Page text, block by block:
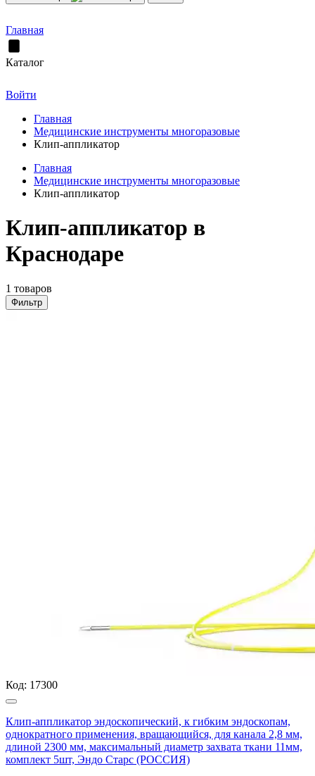
Главная
Каталог
Войти
Главная
Медицинские инструменты многоразовые
Клип-аппликатор
Главная
Медицинские инструменты многоразовые
Клип-аппликатор
Клип-аппликатор в
Краснодаре
1 товаров
Фильтр
Код: 17300
Клип-аппликатор эндоскопический, к гибким эндоскопам,
однократного применения, вращающийся, для канала 2,8 мм,
длиной 2300 мм, максимальный диаметр захвата ткани 11мм,
комплект 5шт, Эндо Старс (РОССИЯ)